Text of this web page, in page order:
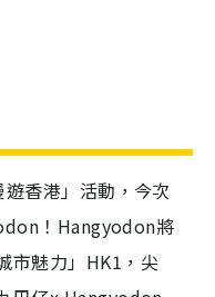
香港」活動，今次
！Hangyodon將
市魅力」HK1，尖